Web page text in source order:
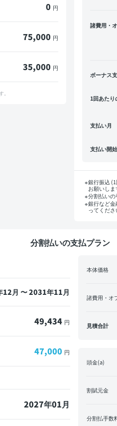
0 円
75,000 円
35,000 円
諸費用・
ボーナス
1回あた
支払い月
支払い開
銀行振込
お願いしま
分割払いの
銀行など
ってくださ
分割払いの支払プラン
月 〜 2031年11月
49,434 円
47,000 円
2027年01月
本体価格
諸費用・オ
見積合計
頭金(a)
割賦元金
分割払手数